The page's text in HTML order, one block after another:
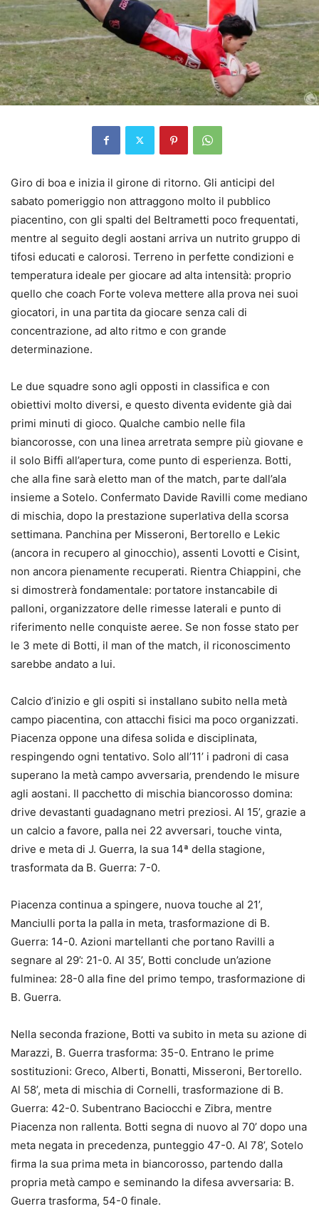
Giro di boa e inizia il girone di ritorno. Gli anticipi del
sabato pomeriggio non attraggono molto il pubblico
piacentino, con gli spalti del Beltrametti poco frequentati,
mentre al seguito degli aostani arriva un nutrito gruppo di
tifosi educati e calorosi. Terreno in perfette condizioni e
temperatura ideale per giocare ad alta intensità: proprio
quello che coach Forte voleva mettere alla prova nei suoi
giocatori, in una partita da giocare senza cali di
concentrazione, ad alto ritmo e con grande
determinazione.
Le due squadre sono agli opposti in classifica e con
obiettivi molto diversi, e questo diventa evidente già dai
primi minuti di gioco. Qualche cambio nelle fila
biancorosse, con una linea arretrata sempre più giovane e
il solo Biffi all’apertura, come punto di esperienza. Botti,
che alla fine sarà eletto man of the match, parte dall’ala
insieme a Sotelo. Confermato Davide Ravilli come mediano
di mischia, dopo la prestazione superlativa della scorsa
settimana. Panchina per Misseroni, Bertorello e Lekic
(ancora in recupero al ginocchio), assenti Lovotti e Cisint,
non ancora pienamente recuperati. Rientra Chiappini, che
si dimostrerà fondamentale: portatore instancabile di
palloni, organizzatore delle rimesse laterali e punto di
riferimento nelle conquiste aeree. Se non fosse stato per
le 3 mete di Botti, il man of the match, il riconoscimento
sarebbe andato a lui.
Calcio d’inizio e gli ospiti si installano subito nella metà
campo piacentina, con attacchi fisici ma poco organizzati.
Piacenza oppone una difesa solida e disciplinata,
respingendo ogni tentativo. Solo all’11’ i padroni di casa
superano la metà campo avversaria, prendendo le misure
agli aostani. Il pacchetto di mischia biancorosso domina:
drive devastanti guadagnano metri preziosi. Al 15’, grazie a
un calcio a favore, palla nei 22 avversari, touche vinta,
drive e meta di J. Guerra, la sua 14ª della stagione,
trasformata da B. Guerra: 7-0.
Piacenza continua a spingere, nuova touche al 21’,
Manciulli porta la palla in meta, trasformazione di B.
Guerra: 14-0. Azioni martellanti che portano Ravilli a
segnare al 29’: 21-0. Al 35’, Botti conclude un’azione
fulminea: 28-0 alla fine del primo tempo, trasformazione di
B. Guerra.
Nella seconda frazione, Botti va subito in meta su azione di
Marazzi, B. Guerra trasforma: 35-0. Entrano le prime
sostituzioni: Greco, Alberti, Bonatti, Misseroni, Bertorello.
Al 58’, meta di mischia di Cornelli, trasformazione di B.
Guerra: 42-0. Subentrano Baciocchi e Zibra, mentre
Piacenza non rallenta. Botti segna di nuovo al 70’ dopo una
meta negata in precedenza, punteggio 47-0. Al 78’, Sotelo
firma la sua prima meta in biancorosso, partendo dalla
propria metà campo e seminando la difesa avversaria: B.
Guerra trasforma, 54-0 finale.